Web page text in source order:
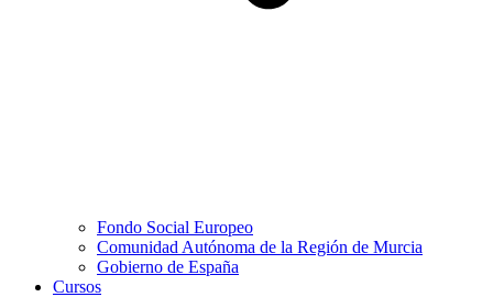
Fondo Social Europeo
Comunidad Autónoma de la Región de Murcia
Gobierno de España
Cursos